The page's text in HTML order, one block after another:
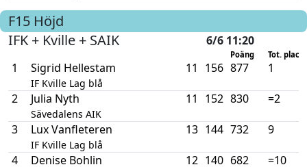
F15 Höjd
IFK + Kville + SAIK
6/6 11:20
Poäng Tot. plac.
1 Sigrid Hellestam
IF Kville Lag blå
11 156 877 1
2 Julia Nyth
Sävedalens AIK
11 152 830 =2
3 Lux Vanfleteren
IF Kville Lag blå
13 144 732 9
4 Denise Bohlin 12 140 682 =10